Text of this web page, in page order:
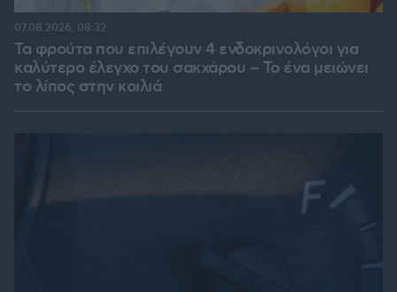
Τα φρούτα που επιλέγουν 4 ενδοκρινολόγοι για
καλύτερο έλεγχο του σακχάρου – Το ένα μειώνει
το λίπος στην κοιλιά
07.08.2026, 08:32